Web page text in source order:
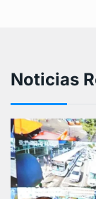
Noticias